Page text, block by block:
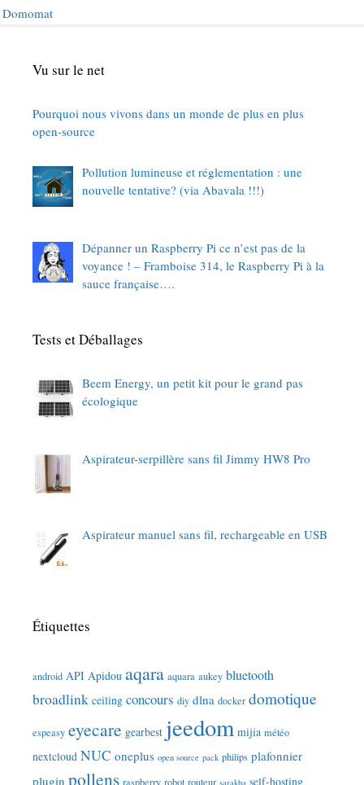
Domomat
Vu sur le net
Pourquoi nous vivons dans un monde de plus en plus
open-source
Pollution lumineuse et réglementation : une
nouvelle tentative? (via Abavala !!!)
Dépanner un Raspberry Pi ce n’est pas de la
voyance ! – Framboise 314, le Raspberry Pi à la
sauce française….
Tests et Déballages
Beem Energy, un petit kit pour le grand pas
écologique
Aspirateur-serpillère sans fil Jimmy HW8 Pro
Aspirateur manuel sans fil, rechargeable en USB
Étiquettes
android API Apidou aqara aquara aukey bluetooth
broadlink ceiling concours diy dlna docker domotique
espeasy eyecare gearbest jeedom mijia météo
nextcloud NUC oneplus open source pack philips plafonnier
plugin pollens raspberry robot routeur sarakha self-hosting